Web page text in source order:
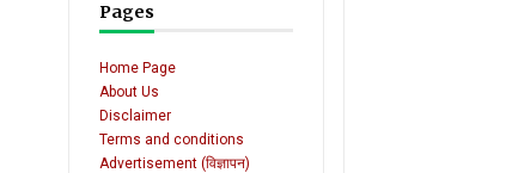
Pages
Home Page
About Us
Disclaimer
Terms and conditions
Advertisement (विज्ञापन)